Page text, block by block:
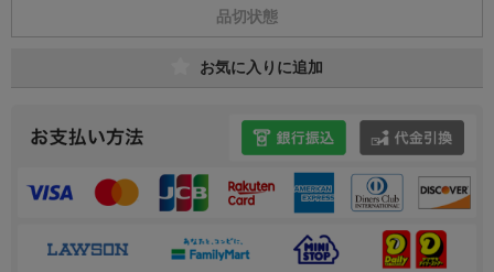
品切状態
お気に入りに追加